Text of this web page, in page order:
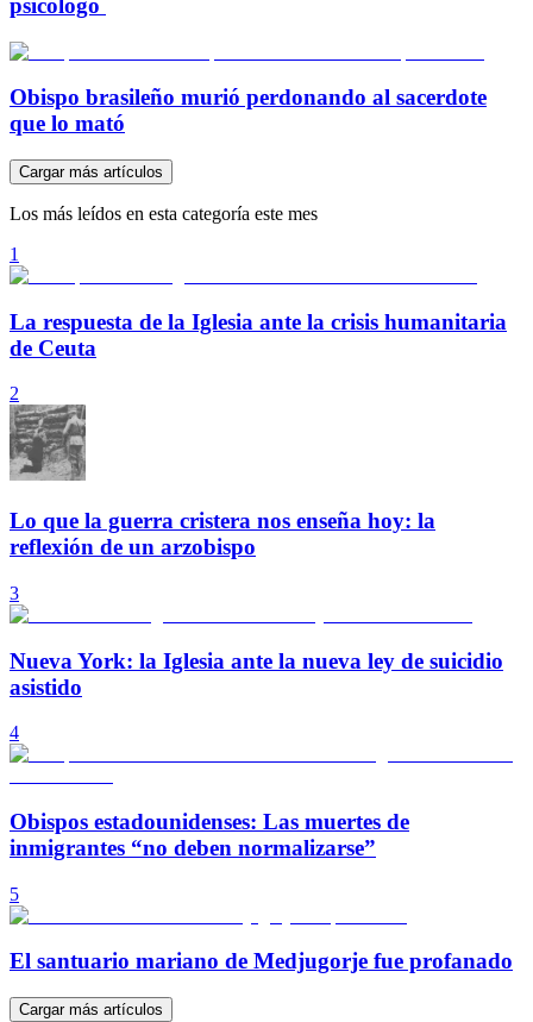
psicólogo
Obispo brasileño murió perdonando al sacerdote
que lo mató
Cargar más artículos
Los más leídos en esta categoría este mes
1
La respuesta de la Iglesia ante la crisis humanitaria
de Ceuta
2
Lo que la guerra cristera nos enseña hoy: la
reflexión de un arzobispo
3
Nueva York: la Iglesia ante la nueva ley de suicidio
asistido
4
Obispos estadounidenses: Las muertes de
inmigrantes “no deben normalizarse”
5
El santuario mariano de Medjugorje fue profanado
Cargar más artículos